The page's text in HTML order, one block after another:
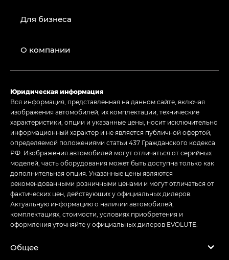
Для бизнеса
О компании
Юридическая информация
Вся информация, представленная на данном сайте, включая
изображения автомобилей, их комплектации, технические
характеристики, опции и указанные цены, носит исключительно
информационный характер и не является публичной офертой,
определяемой положениями статьи 437 Гражданского кодекса
РФ. Изображения автомобилей могут отличаться от серийных
моделей, часть оборудования может быть доступна только как
дополнительная опция. Указанные цены являются
рекомендованными розничными ценами и могут отличаться от
фактических цен, действующих у официальных дилеров.
Актуальную информацию о наличии автомобилей,
комплектациях, стоимости, условиях приобретения и
оформления уточняйте у официальных дилеров EVOLUTE.
Общее